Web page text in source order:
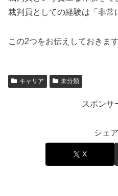
裁判員としての経験は「非常
この2つをお伝えしておきます
キャリア 未分類
スポンサ
シェ
X